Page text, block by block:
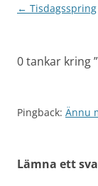
Inläggsnavigering
← Tisdagsspring
0 tankar kring ”
Pingback: Ännu
Lämna ett